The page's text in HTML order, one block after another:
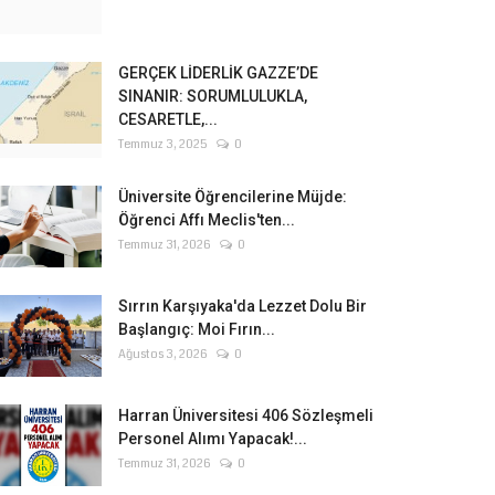
GERÇEK LİDERLİK GAZZE’DE
SINANIR: SORUMLULUKLA,
CESARETLE,...
Temmuz 3, 2025 0
Üniversite Öğrencilerine Müjde:
Öğrenci Affı Meclis'ten...
Temmuz 31, 2026 0
Sırrın Karşıyaka'da Lezzet Dolu Bir
Başlangıç: Moi Fırın...
Ağustos 3, 2026 0
Harran Üniversitesi 406 Sözleşmeli
Personel Alımı Yapacak!...
Temmuz 31, 2026 0